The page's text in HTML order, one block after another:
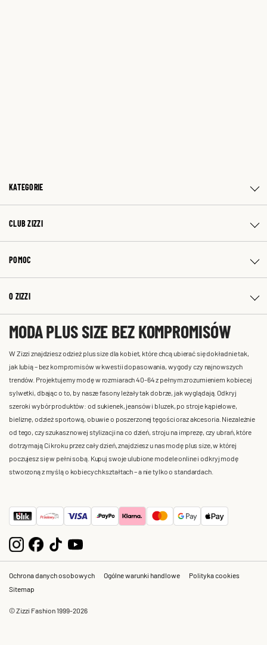
KATEGORIE
CLUB ZIZZI
POMOC
O ZIZZI
MODA PLUS SIZE BEZ KOMPROMISÓW
W Zizzi znajdziesz odzież plus size dla kobiet, które chcą ubierać się dokładnie tak,
jak lubią – bez kompromisów w kwestii dopasowania, wygody czy najnowszych
trendów. Projektujemy modę w rozmiarach 40-64 z pełnym zrozumieniem kobiecej
sylwetki, dbając o to, by nasze fasony leżały tak dobrze, jak wyglądają. Odkryj
szeroki wybór produktów: od sukienek, jeansów i bluzek, po stroje kąpielowe,
bieliznę, odzież sportową, obuwie o poszerzonej tęgości oraz akcesoria. Niezależnie
od tego, czy szukasz nowej stylizacji na co dzień, stroju na imprezę, czy ubrań, które
dotrzymają Ci kroku przez cały dzień, znajdziesz u nas modę plus size, w której
poczujesz się w pełni sobą. Kupuj swoje ulubione modele online i odkryj modę
stworzoną z myślą o kobiecych kształtach – a nie tylko o standardach.
Ochrona danych osobowych Ogólne warunki handlowe
Polityka cookies
Sitemap
© Zizzi Fashion 1999-2026